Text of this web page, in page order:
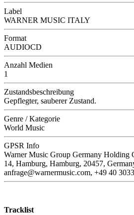
Label
WARNER MUSIC ITALY
Format
AUDIOCD
Anzahl Medien
1
Zustandsbeschreibung
Gepflegter, sauberer Zustand.
Genre / Kategorie
World Music
GPSR Info
Warner Music Group Germany Holding
14, Hamburg, Hamburg, 20457,
anfrage@warnermusic.com, +49 40
Tracklist